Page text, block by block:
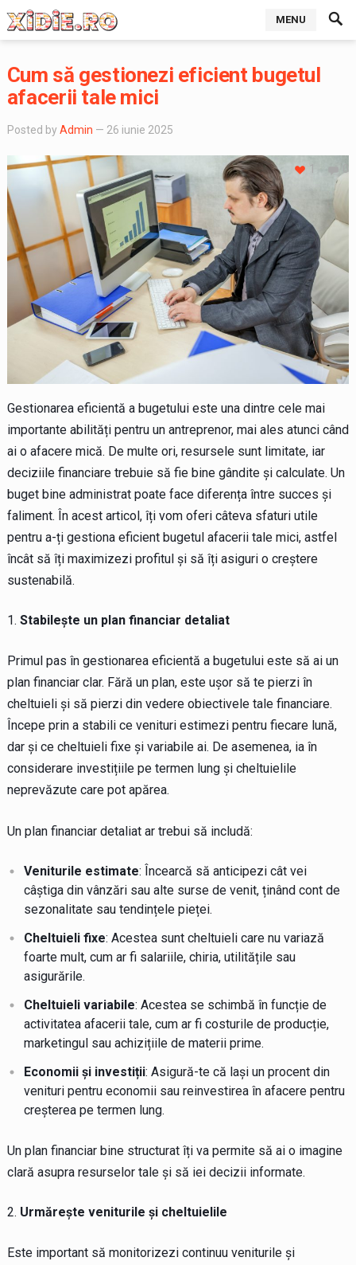
MENU
Cum să gestionezi eficient bugetul
afacerii tale mici
Posted by Admin — 26 iunie 2025
1
Gestionarea eficientă a bugetului este una dintre cele mai
importante abilități pentru un antreprenor, mai ales atunci când
ai o afacere mică. De multe ori, resursele sunt limitate, iar
deciziile financiare trebuie să fie bine gândite și calculate. Un
buget bine administrat poate face diferența între succes și
faliment. În acest articol, îți vom oferi câteva sfaturi utile
pentru a-ți gestiona eficient bugetul afacerii tale mici, astfel
încât să îți maximizezi profitul și să îți asiguri o creștere
sustenabilă.
Stabilește un plan financiar detaliat
Primul pas în gestionarea eficientă a bugetului este să ai un
plan financiar clar. Fără un plan, este ușor să te pierzi în
cheltuieli și să pierzi din vedere obiectivele tale financiare.
Începe prin a stabili ce venituri estimezi pentru fiecare lună,
dar și ce cheltuieli fixe și variabile ai. De asemenea, ia în
considerare investițiile pe termen lung și cheltuielile
neprevăzute care pot apărea.
Un plan financiar detaliat ar trebui să includă:
Veniturile estimate: Încearcă să anticipezi cât vei
câștiga din vânzări sau alte surse de venit, ținând cont de
sezonalitate sau tendințele pieței.
Cheltuieli fixe: Acestea sunt cheltuieli care nu variază
foarte mult, cum ar fi salariile, chiria, utilitățile sau
asigurările.
Cheltuieli variabile: Acestea se schimbă în funcție de
activitatea afacerii tale, cum ar fi costurile de producție,
marketingul sau achizițiile de materii prime.
Economii și investiții: Asigură-te că lași un procent din
venituri pentru economii sau reinvestirea în afacere pentru
creșterea pe termen lung.
Un plan financiar bine structurat îți va permite să ai o imagine
clară asupra resurselor tale și să iei decizii informate.
Urmărește veniturile și cheltuielile
Este important să monitorizezi continuu veniturile și